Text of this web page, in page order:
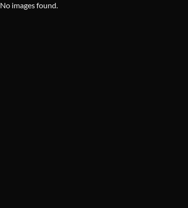
No images found.